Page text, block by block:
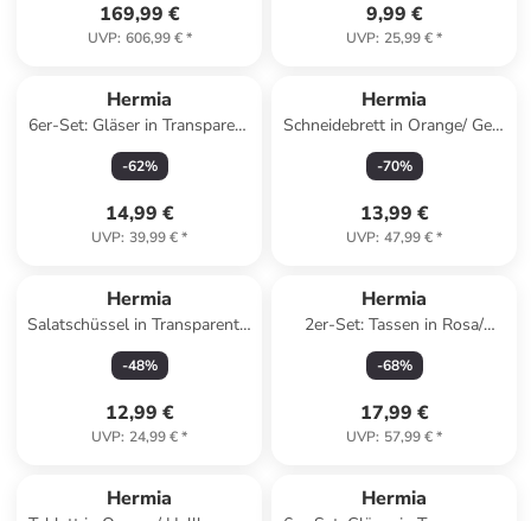
169,99 €
UVP: 606,99 €*
9,99 €
UVP: 25,99 €*
Hermia
6er-Set: Gläser in Transparent
- 315 ml
-62%
14,99 €
UVP: 39,99 €*
Hermia
Schneidebrett in Orange/ Gelb
- (L)30 x (B)20 cm
-70%
13,99 €
UVP: 47,99 €*
Hermia
Salatschüssel in Transparent -
1,9 l
-48%
12,99 €
UVP: 24,99 €*
Hermia
2er-Set: Tassen in Rosa/
Türkis - 400 ml
-68%
17,99 €
UVP: 57,99 €*
Hermia Hermia